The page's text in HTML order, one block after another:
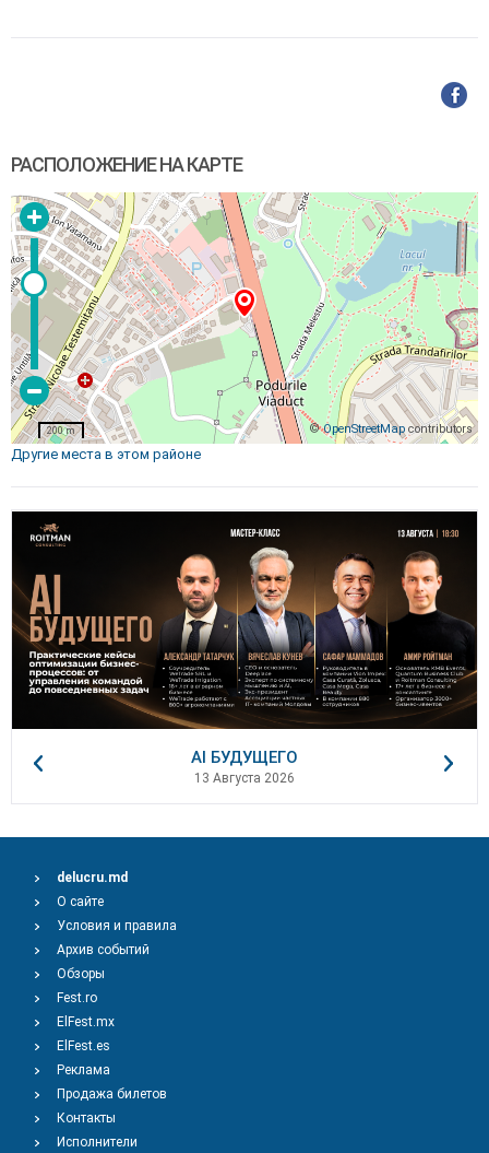
РАСПОЛОЖЕНИЕ НА КАРТЕ
©OpenStreetMap contributors
200 m
Другие места в этом районе
AI БУДУЩЕГО
13 Августа 2026
delucru.md
О сайте
Условия и правила
Архив событий
Обзоры
Fest.ro
ElFest.mx
ElFest.es
Реклама
Продажа билетов
Контакты
Исполнители